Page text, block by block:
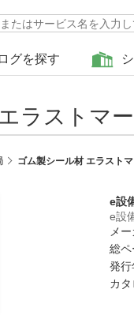
グを探す
ラストマ
ゴム製シール材 エラスト
e設
e設
メ
総
発
カ